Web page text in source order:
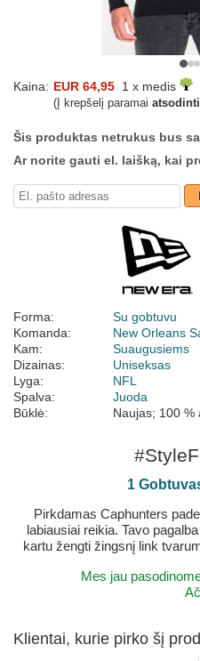
Kaina: EUR 64,95 1 x medis
(Į krepšelį paramai
Šis produktas netrukus bus
Ar norite gauti el. laišką, kai
Forma:
Su gobtuvu
Komanda:
New Orleans
Kam:
Suaugusiems
Dizainas:
Uniseksas
Lyga:
NFL
Spalva:
Juoda
Būklė:
Naujas; 100 %
1
Pirkdamas Caphunters
labiausiai reikia. Tavo
kartu žengti žingsnį link
Mes jau
Klientai, kurie pirko šį